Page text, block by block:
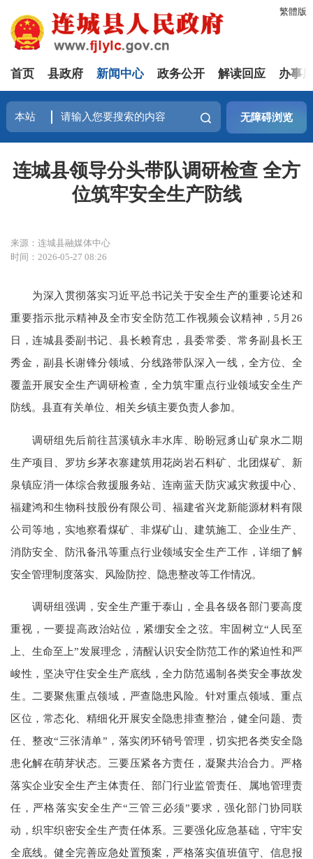
繁體版
首页 县政府 新闻中心 政务公开 解读回应 办事
无障碍浏览
连城县领导分头带队调研检查 全方
位筑牢安全生产防线
来源：连城县融媒体中心
时间：2026-05-27 08:26
为深入贯彻落实习近平总书记关于安全生产的重要论述和
重要指示批示精神及全市安全防范工作视频会议精神，5月26
日，连城县委副书记、县长赖育忠，县委常委、常务副县长王
秀金，副县长谢锋分领域、分线路带队深入一线，全方位、全
覆盖开展安全生产调研检查，全力筑牢重点行业领域安全生产
防线。县直有关单位、相关乡镇主要负责人参加。
调研组先后前往莒溪镇永丰水库、盼盼冠豸山矿泉水二期
生产项目、罗坊乡茅衣寨建筑用花岗岩石料矿、北团煤矿、新
泉镇应消一体综合救援服务站、连南蓝天防灾减灾救援中心、
福建鸿和生物科技股份有限公司、福建省兴龙新能源材料有限
公司等地，实地察看煤矿、非煤矿山、建筑施工、企业生产、
消防安全、防汛备汛等重点行业领域安全生产工作，详细了解
安全管理制度落实、风险防控、隐患整改等工作情况。
调研组强调，安全生产重于泰山，全县各级各部门要高度
重视，一要提高政治站位，紧绷安全之弦。牢固树立“人民至
上、生命至上”发展理念，清醒认识安全防范工作的紧迫性和严
峻性，坚决守住安全生产底线，全力防范遏制各类安全事故发
生。二要聚焦重点领域，严查隐患风险。针对重点领域、重点
区位，常态化、精细化开展安全隐患排查整治，健全问题、责
任、整改“三张清单”，落实闭环销号管理，切实把各类安全隐
患化解在萌芽状态。三要压紧各方责任，凝聚共治合力。严格
落实企业安全生产主体责任、部门行业监管责任、属地管理责
任，严格落实安全生产“三管三必须”要求，强化部门协同联
动，织牢织密安全生产责任体系。三要强化应急基础，守牢安
全底线。健全完善应急处置预案，严格落实值班值守、信息报